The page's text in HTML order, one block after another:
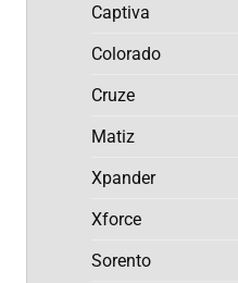
Captiva
Colorado
Cruze
Matiz
Xpander
Xforce
Sorento